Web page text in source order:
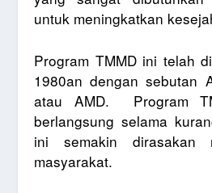
untuk meningkatkan
Program TMMD ini telah
1980an dengan sebutan
atau AMD.
Program
berlangsung selama
ini semakin dirasakan
masyarakat.